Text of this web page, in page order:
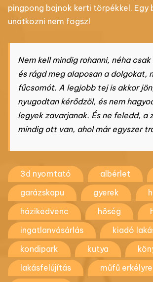
pingpong bajnok kerti törpékkel. Egy
unatkozni nem fogsz!
Nem kell mindig rohanni, néha
és rágd meg alaposan a dolgokat,
fűcsomót. A legjobb tej is akkor
nyugodtan kérődzöl, és nem
legyek zavarjanak. És ne feledd, a
mindig ott van, ahol már egyszer
3d nyomtató albérlet
garázskapu
gyerek
házikedvenc
hőség
ingatlanvásárlás
kiadó
kondipark
kutya
lakásfelújítás
műfű erkélyre